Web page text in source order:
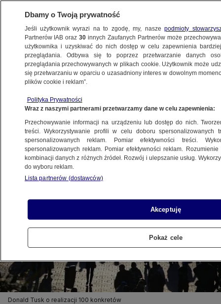
BIZNES
Z KRAJU
od podatku. Rząd o szacunkach
4.01.2024, 12:09
Udostępnij
Donald Tusk o realizacji 100 konkretów
Dbamy o Twoją prywatność
Jeśli użytkownik wyrazi na to zgodę, my, naszepodmioty
Partnerów IAB oraz30 innych Zaufanych Partnerów może
użytkownika i uzyskiwać do nich dostęp w celu zapewnienia
przeglądania. Odbywa się to poprzez przetwarzanie danych
przeglądania przechowywanych w plikach cookie. Użytkownik może
się przetwarzaniu w oparciu o uzasadniony interes w dowolnym
plików cookie i reklam”.
Polityka Prywatności
Wraz z naszymi partnerami przetwarzamy dane w celu zapewnienia:
Przechowywanie informacji na urządzeniu lub dostęp do nich.
treści. Wykorzystywanie profili w celu doboru spersonalizowanych
spersonalizowanych reklam. Pomiar efektywności treści.
spersonalizowanych reklam. Pomiar efektywności reklam.
kombinacji danych z różnych źródeł. Rozwój i ulepszanie usług.
do wyboru reklam.
Lista partnerów (dostawców)
Akceptuję
Pokaż cele